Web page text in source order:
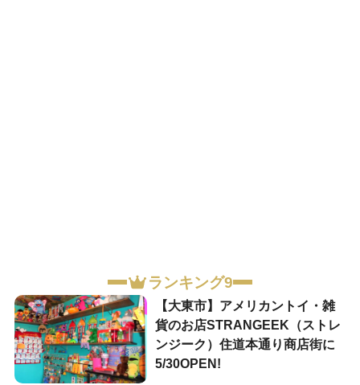
ランキング9
【大東市】アメリカントイ・雑
貨のお店STRANGEEK（ストレ
ンジーク）住道本通り商店街に
5/30OPEN!